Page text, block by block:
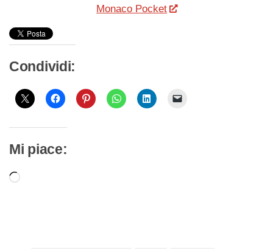
Monaco Pocket
Condividi:
Mi piace:
Caricamento